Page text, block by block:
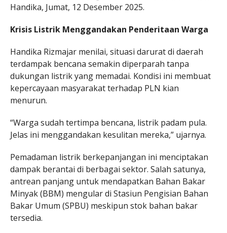
Handika, Jumat, 12 Desember 2025.
Krisis Listrik Menggandakan Penderitaan Warga
Handika Rizmajar menilai, situasi darurat di daerah
terdampak bencana semakin diperparah tanpa
dukungan listrik yang memadai. Kondisi ini membuat
kepercayaan masyarakat terhadap PLN kian
menurun.
“Warga sudah tertimpa bencana, listrik padam pula.
Jelas ini menggandakan kesulitan mereka,” ujarnya.
Pemadaman listrik berkepanjangan ini menciptakan
dampak berantai di berbagai sektor. Salah satunya,
antrean panjang untuk mendapatkan Bahan Bakar
Minyak (BBM) mengular di Stasiun Pengisian Bahan
Bakar Umum (SPBU) meskipun stok bahan bakar
tersedia.